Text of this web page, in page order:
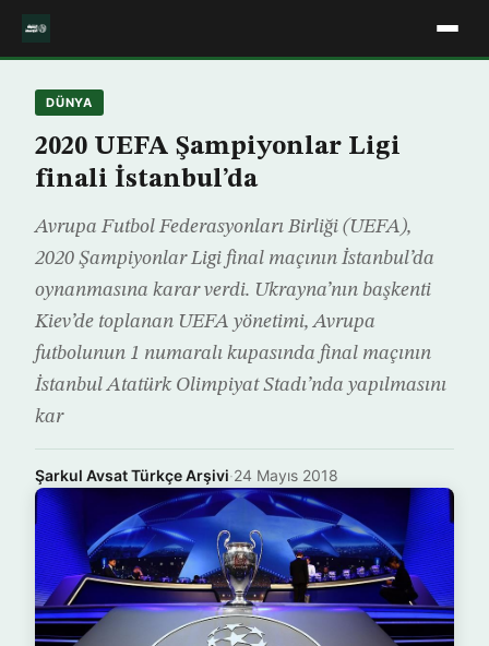
DÜNYA
2020 UEFA Şampiyonlar Ligi
finali İstanbul’da
Avrupa Futbol Federasyonları Birliği (UEFA),
2020 Şampiyonlar Ligi final maçının İstanbul’da
oynanmasına karar verdi. Ukrayna’nın başkenti
Kiev’de toplanan UEFA yönetimi, Avrupa
futbolunun 1 numaralı kupasında final maçının
İstanbul Atatürk Olimpiyat Stadı’nda yapılmasını
kar
Şarkul Avsat Türkçe Arşivi·24 Mayıs 2018